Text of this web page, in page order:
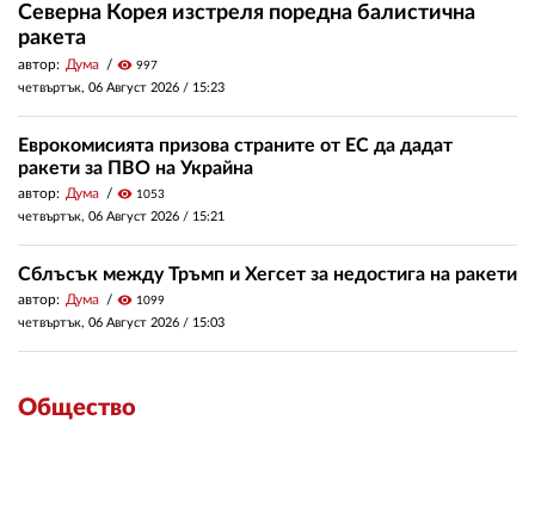
Северна Корея изстреля поредна балистична
ракета
автор: Дума visibility 997
четвъртък, 06 Август 2026 / 15:23
Еврокомисията призова страните от ЕС да дадат
ракети за ПВО на Украйна
автор: Дума visibility 1053
четвъртък, 06 Август 2026 / 15:21
Сблъсък между Тръмп и Хегсет за недостига на ракети
автор: Дума visibility 1099
четвъртък, 06 Август 2026 / 15:03
Общество